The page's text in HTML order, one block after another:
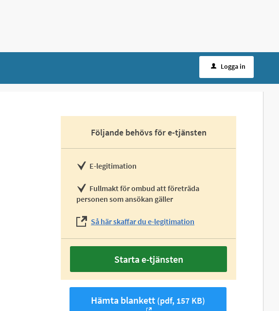
Logga in
Följande behövs för e-tjänsten
E-legitimation
Fullmakt för ombud att företräda
personen som ansökan gäller
Så här skaffar du e-legitimation
Starta e-tjänsten
Hämta blankett (pdf, 157 KB)